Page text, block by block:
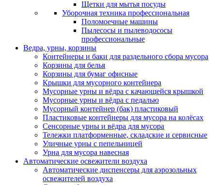
Щетки для мытья посуды
Уборочная техника профессиональная
Поломоечные машины
Пылесосы и пылеводососы
профессиональные
Ведра, урны, корзины
Контейнеры и баки для раздельного сбора мусора
Корзины для белья
Корзины для бумаг офисные
Крышки для мусорного контейнера
Мусорные урны и вёдра с качающейся крышкой
Мусорные урны и вёдра с педалью
Мусорный контейнер (бак) пластиковый
Пластиковые контейнеры для мусора на колёсах
Сенсорные урны и вёдра для мусора
Тележки платформенные, складские и сервисные
Уличные урны с пепельницей
Урна для мусора навесная
Автоматические освежители воздуха
Автоматические диспенсеры для аэрозольных
освежителей воздуха